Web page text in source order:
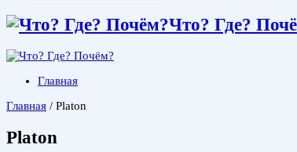
Что? Где?
Главная
Главная / Platon
Platon